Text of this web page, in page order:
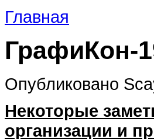
Главная
ГрафиКон-
Опубликовано
Некоторые
организации и